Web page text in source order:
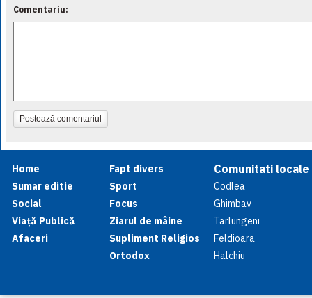
Comentariu:
Postează comentariul
Home
Sumar editie
Social
Viață Publică
Afaceri
Fapt divers
Sport
Focus
Ziarul de mâine
Supliment Religios
Ortodox
Comunitati locale
Codlea
Ghimbav
Tarlungeni
Feldioara
Halchiu